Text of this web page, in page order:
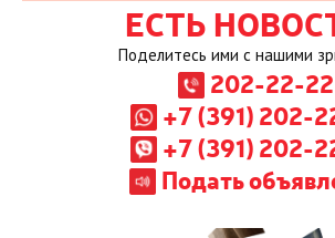
ЕСТЬ
Поделитесь ими с нашими
202-22-22
+7 (391) 202-
+7 (391) 202-
Подать